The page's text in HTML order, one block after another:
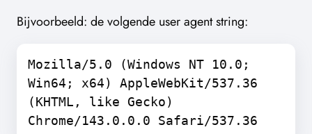
Bijvoorbeeld: de volgende user agent string:
Mozilla/5.0 (Windows NT 10.0;
Win64; x64) AppleWebKit/537.36
(KHTML, like Gecko)
Chrome/143.0.0.0 Safari/537.36